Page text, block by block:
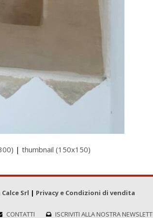
| thumbnail (150x150)
Srl | Privacy e Condizioni di vendita
CONTATTI ISCRIVITI ALLA NOSTRA